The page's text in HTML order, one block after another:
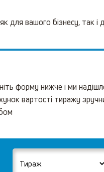
для вашого бізнесу, так і
форму нижче і ми
вартості тиражу